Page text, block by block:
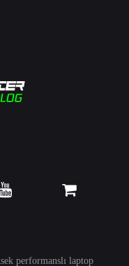
performanslı laptop